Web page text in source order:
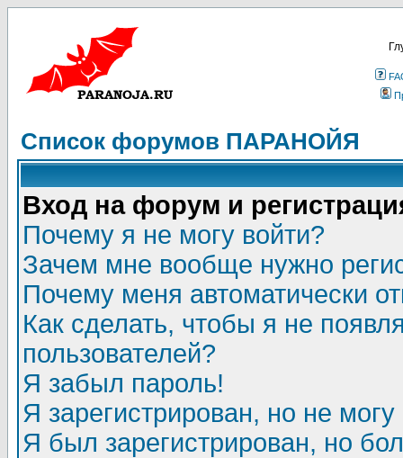
Список форумов ПАРАНОЙЯ
Вход на форум и
Почему я не могу войти?
Зачем мне вообще нужно
Почему меня автоматически
Как сделать, чтобы я не
пользователей?
Я забыл пароль!
Я зарегистрирован, но не могу
Я был зарегистрирован, но